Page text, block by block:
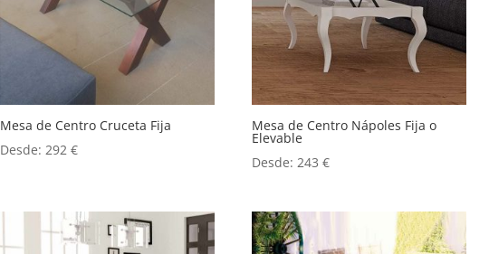
Mesa de Centro Cruceta Fija
Desde: 292€
Mesa de Centro Nápoles Fija o
Elevable
Desde: 243€